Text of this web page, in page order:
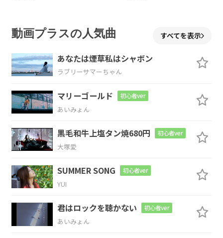
Em6
I began to lose
D
control
Em
I began to lose control
G
I didn't mean to hurt
D
G
I'm sorry
Dm/F A#
made you cry
F/A G
動画プラスの人気曲 すべてを表示
あなたは煙草私はシャボン
ラブリーサマーちゃん
マリーゴールド 初心者ver
あいみょん
黒毛和牛上塩タン焼680円 初心者ver
大塚愛
SUMMER SONG 初心者ver
YUI
君はロックを聴かない 初心者ver
あいみょん